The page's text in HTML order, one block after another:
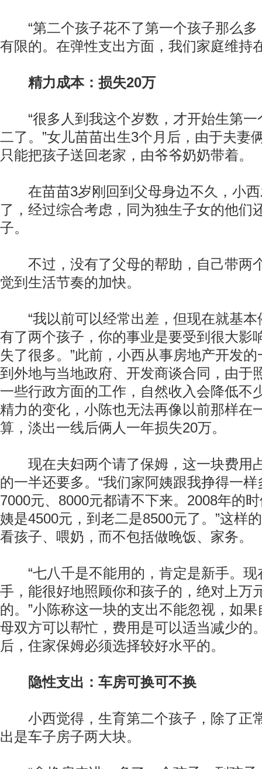
“第二个孩子花不了第一个孩子那么多
有限的。在弹性支出方面，我们家庭维持
精力成本：损失20万
“很多人到我这个岁数，才开始生第一
二了。”女儿苗苗出生3个月后，由于夫妻
只能把孩子送回老家，由爷爷奶奶带着。
在苗苗3岁刚回到父母身边不久，小西
了，经过综合考虑，同为独生子女的他们
子。
不过，没有了父母的帮助，自己带两
觉到生活节奏的加快。
“我以前可以经常出差，但现在就基本
有了两个孩子，你的事业是要受到很大影
失了很多。”此前，小西从事房地产开发
到外地与当地政府、开发商谈合同，由于
一些行政方面的工作，自然收入会降低不
精力的变化，小陈也无法再像以前那样在
算，淡出一线后俩人一年损失20万。
现在夫妇两个请了保姆，这一块费用
的一半还要多。“我们家阿姨跟我挣得一
7000元、8000元都请不下来。2008年的
姨是4500元，到老二是8500元了。”这样
看孩子、喂奶，而不包括做晚饭、家务。
“七八千是不能用的，肯定是新手。现
手，能很好地照顾你和孩子的，绝对上万
的。”小陈称这一块的支出不能忽视，如
母双方可以帮忙，费用是可以适当减少的
后，住家保姆必须选择较好水平的。
隐性支出：车房可换可不换
小西觉得，生育第二个孩子，除了正
出是车子房子两大块。